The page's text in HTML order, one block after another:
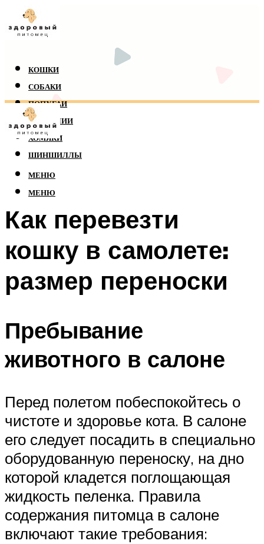
КОШКИ
СОБАКИ
ПОПУГАИ
РЕПТИЛИИ
ХОМЯКИ
ШИНШИЛЛЫ
МЕНЮ
МЕНЮ
Как перевезти
кошку в самолете:
размер переноски
Пребывание
животного в салоне
Перед полетом побеспокойтесь о
чистоте и здоровье кота. В салоне
его следует посадить в специально
оборудованную переноску, на дно
которой кладется поглощающая
жидкость пеленка. Правила
содержания питомца в салоне
включают такие требования: